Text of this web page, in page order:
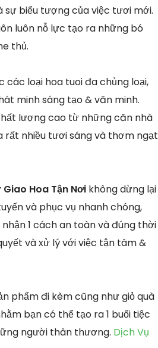
biểu tượng của việc tươi mới.
luôn nỗ lực tạo ra những bó
thủ.
loại hoa tuoi đa chủng loại,
minh sáng tạo & văn minh.
lượng cao từ những căn nhà
rất nhiều tươi sáng và thơm ngạt
Hoa Tận Nơi không dừng lại
và phục vụ nhanh chóng,
1 cách an toàn và đúng thời
và xử lý với việc tận tâm &
phẩm đi kèm cũng như giỏ quà
bạn có thể tạo ra 1 buổi tiệc
người thân thương. Dịch Vụ